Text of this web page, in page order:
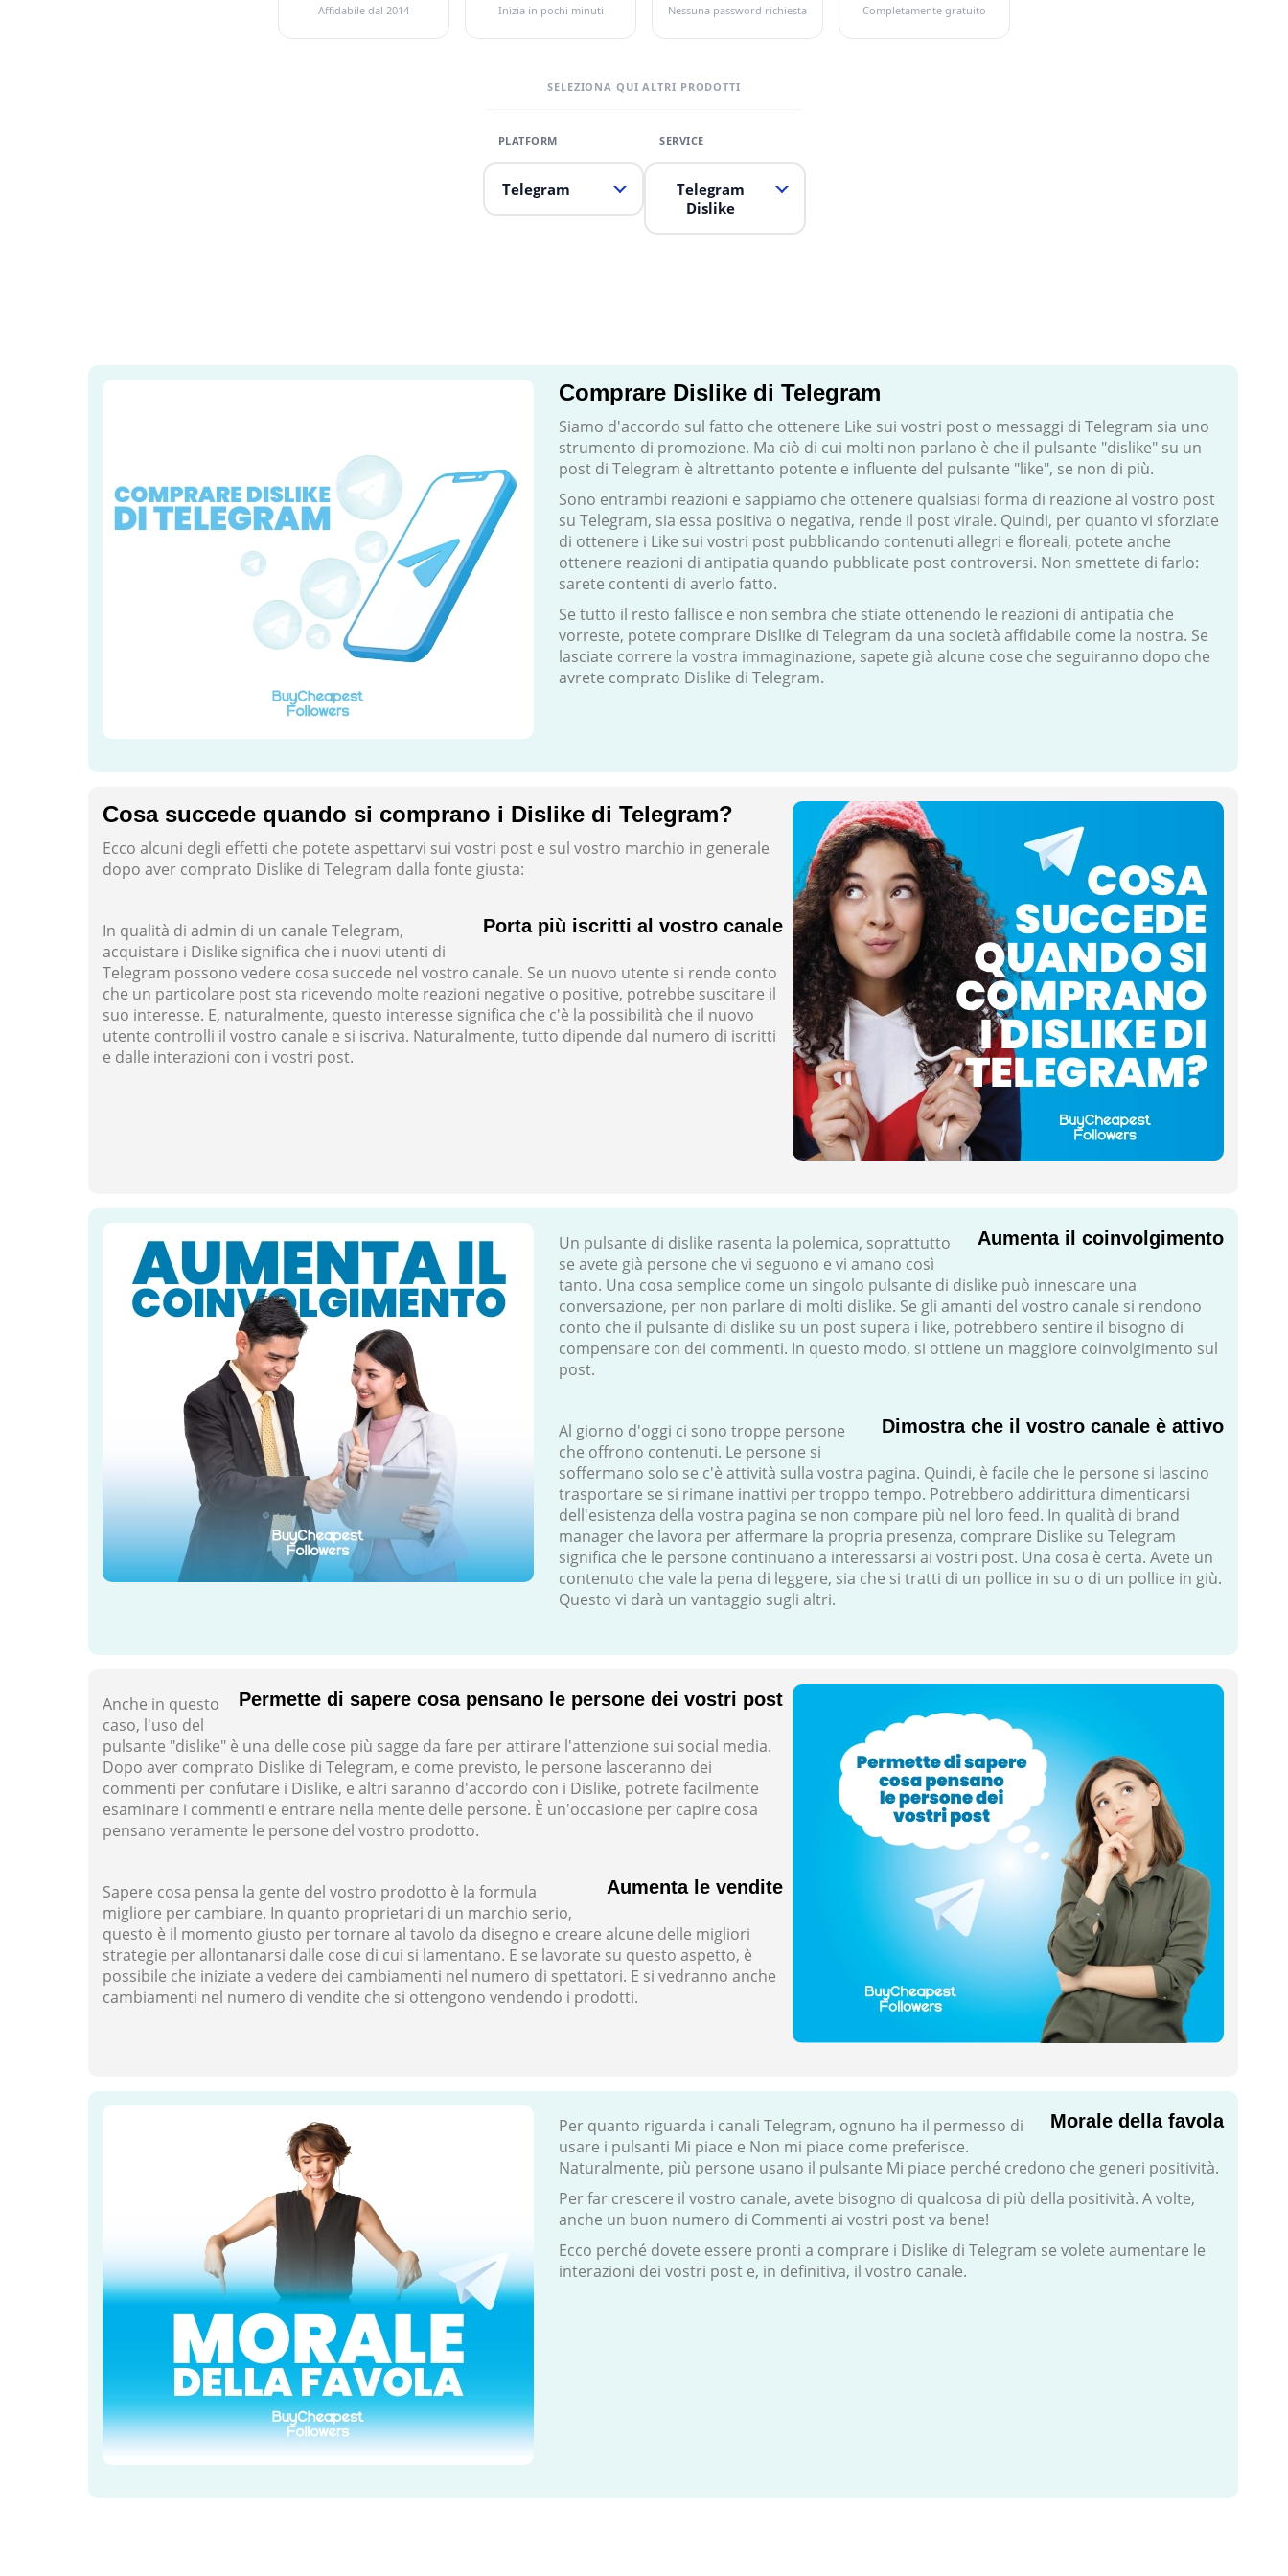
Affidabile dal 2014 Inizia in pochi minuti Nessuna password richiesta Completamente gratuito
SELEZIONA QUI ALTRI PRODOTTI
Telegram
Telegram
Dislike
Comprare Dislike di Telegram
Siamo d'accordo sul fatto che ottenere Like sui vostri post o messaggi di Telegram sia uno
strumento di promozione. Ma ciò di cui molti non parlano è che il pulsante "dislike" su un
post di Telegram è altrettanto potente e influente del pulsante "like", se non di più.
Sono entrambi reazioni e sappiamo che ottenere qualsiasi forma di reazione al vostro post
su Telegram, sia essa positiva o negativa, rende il post virale. Quindi, per quanto vi sforziate
di ottenere i Like sui vostri post pubblicando contenuti allegri e floreali, potete anche
ottenere reazioni di antipatia quando pubblicate post controversi. Non smettete di farlo:
sarete contenti di averlo fatto.
Se tutto il resto fallisce e non sembra che stiate ottenendo le reazioni di antipatia che
vorreste, potete comprare Dislike di Telegram da una società affidabile come la nostra. Se
lasciate correre la vostra immaginazione, sapete già alcune cose che seguiranno dopo che
avrete comprato Dislike di Telegram.
Cosa succede quando si comprano i Dislike di Telegram?
Ecco alcuni degli effetti che potete aspettarvi sui vostri post e sul vostro marchio in generale
dopo aver comprato Dislike di Telegram dalla fonte giusta:
Porta più iscritti al vostro canale
In qualità di admin di un canale Telegram,
acquistare i Dislike significa che i nuovi utenti di
Telegram possono vedere cosa succede nel vostro canale. Se un nuovo utente si rende conto
che un particolare post sta ricevendo molte reazioni negative o positive, potrebbe suscitare il
suo interesse. E, naturalmente, questo interesse significa che c'è la possibilità che il nuovo
utente controlli il vostro canale e si iscriva. Naturalmente, tutto dipende dal numero di iscritti
e dalle interazioni con i vostri post.
Aumenta il coinvolgimento
Un pulsante di dislike rasenta la polemica, soprattutto
se avete già persone che vi seguono e vi amano così
tanto. Una cosa semplice come un singolo pulsante di dislike può innescare una
conversazione, per non parlare di molti dislike. Se gli amanti del vostro canale si rendono
conto che il pulsante di dislike su un post supera i like, potrebbero sentire il bisogno di
compensare con dei commenti. In questo modo, si ottiene un maggiore coinvolgimento sul
post.
Dimostra che il vostro canale è attivo
Al giorno d'oggi ci sono troppe persone
che offrono contenuti. Le persone si
soffermano solo se c'è attività sulla vostra pagina. Quindi, è facile che le persone si lascino
trasportare se si rimane inattivi per troppo tempo. Potrebbero addirittura dimenticarsi
dell'esistenza della vostra pagina se non compare più nel loro feed. In qualità di brand
manager che lavora per affermare la propria presenza, comprare Dislike su Telegram
significa che le persone continuano a interessarsi ai vostri post. Una cosa è certa. Avete un
contenuto che vale la pena di leggere, sia che si tratti di un pollice in su o di un pollice in giù.
Questo vi darà un vantaggio sugli altri.
Permette di sapere cosa pensano le persone dei vostri post
Anche in questo
caso, l'uso del
pulsante "dislike" è una delle cose più sagge da fare per attirare l'attenzione sui social media.
Dopo aver comprato Dislike di Telegram, e come previsto, le persone lasceranno dei
commenti per confutare i Dislike, e altri saranno d'accordo con i Dislike, potrete facilmente
esaminare i commenti e entrare nella mente delle persone. È un'occasione per capire cosa
pensano veramente le persone del vostro prodotto.
Aumenta le vendite
Sapere cosa pensa la gente del vostro prodotto è la formula
migliore per cambiare. In quanto proprietari di un marchio serio,
questo è il momento giusto per tornare al tavolo da disegno e creare alcune delle migliori
strategie per allontanarsi dalle cose di cui si lamentano. E se lavorate su questo aspetto, è
possibile che iniziate a vedere dei cambiamenti nel numero di spettatori. E si vedranno anche
cambiamenti nel numero di vendite che si ottengono vendendo i prodotti.
Morale della favola
Per quanto riguarda i canali Telegram, ognuno ha il permesso di
usare i pulsanti Mi piace e Non mi piace come preferisce.
Naturalmente, più persone usano il pulsante Mi piace perché credono che generi positività.
Per far crescere il vostro canale, avete bisogno di qualcosa di più della positività. A volte,
anche un buon numero di Commenti ai vostri post va bene!
Ecco perché dovete essere pronti a comprare i Dislike di Telegram se volete aumentare le
interazioni dei vostri post e, in definitiva, il vostro canale.